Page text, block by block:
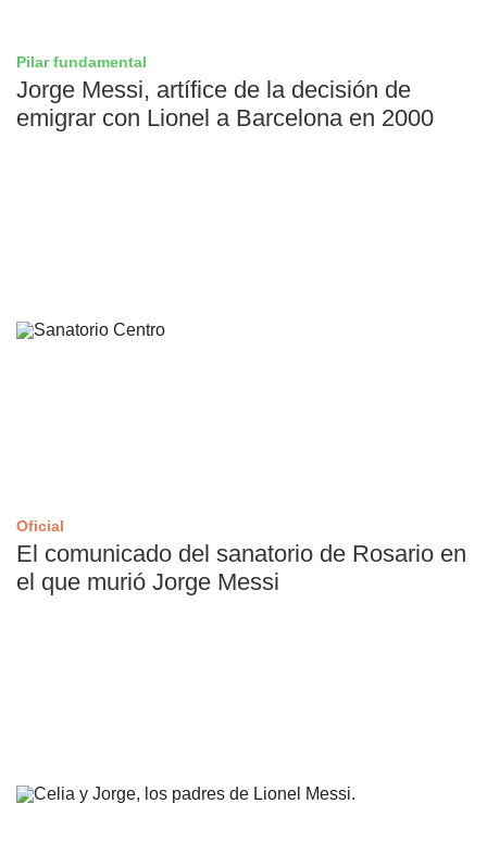
Pilar fundamental
Jorge Messi, artífice de la decisión de
emigrar con Lionel a Barcelona en 2000
Oficial
El comunicado del sanatorio de Rosario en
el que murió Jorge Messi